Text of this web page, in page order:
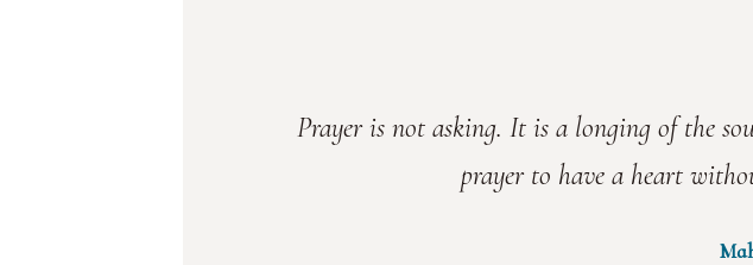
Prayer is not asking. It is a longing of the
prayer to have a heart